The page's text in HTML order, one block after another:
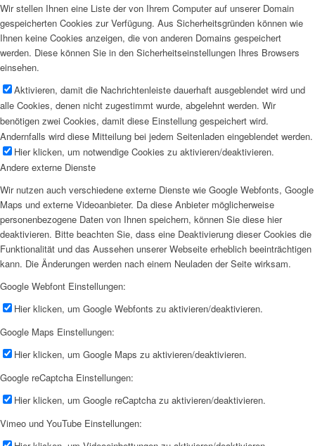
Wir stellen Ihnen eine Liste der von Ihrem Computer auf unserer Domain
gespeicherten Cookies zur Verfügung. Aus Sicherheitsgründen können wie
Ihnen keine Cookies anzeigen, die von anderen Domains gespeichert
werden. Diese können Sie in den Sicherheitseinstellungen Ihres Browsers
einsehen.
Aktivieren, damit die Nachrichtenleiste dauerhaft ausgeblendet wird und
alle Cookies, denen nicht zugestimmt wurde, abgelehnt werden. Wir
benötigen zwei Cookies, damit diese Einstellung gespeichert wird.
Andernfalls wird diese Mitteilung bei jedem Seitenladen eingeblendet werden.
Hier klicken, um notwendige Cookies zu aktivieren/deaktivieren.
Andere externe Dienste
Wir nutzen auch verschiedene externe Dienste wie Google Webfonts, Google
Maps und externe Videoanbieter. Da diese Anbieter möglicherweise
personenbezogene Daten von Ihnen speichern, können Sie diese hier
deaktivieren. Bitte beachten Sie, dass eine Deaktivierung dieser Cookies die
Funktionalität und das Aussehen unserer Webseite erheblich beeinträchtigen
kann. Die Änderungen werden nach einem Neuladen der Seite wirksam.
Google Webfont Einstellungen:
Hier klicken, um Google Webfonts zu aktivieren/deaktivieren.
Google Maps Einstellungen:
Hier klicken, um Google Maps zu aktivieren/deaktivieren.
Google reCaptcha Einstellungen:
Hier klicken, um Google reCaptcha zu aktivieren/deaktivieren.
Vimeo und YouTube Einstellungen: